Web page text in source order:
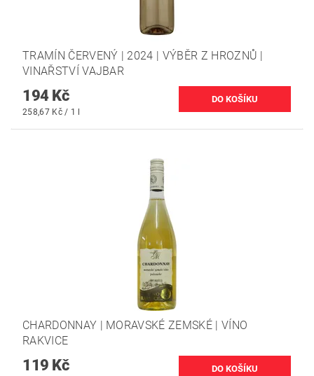
TRAMÍN ČERVENÝ | 2024 | VÝBĚR Z HROZNŮ |
VINAŘSTVÍ VAJBAR
194 Kč
258,67 Kč / 1 l
CHARDONNAY | MORAVSKÉ ZEMSKÉ | VÍNO
RAKVICE
119 Kč